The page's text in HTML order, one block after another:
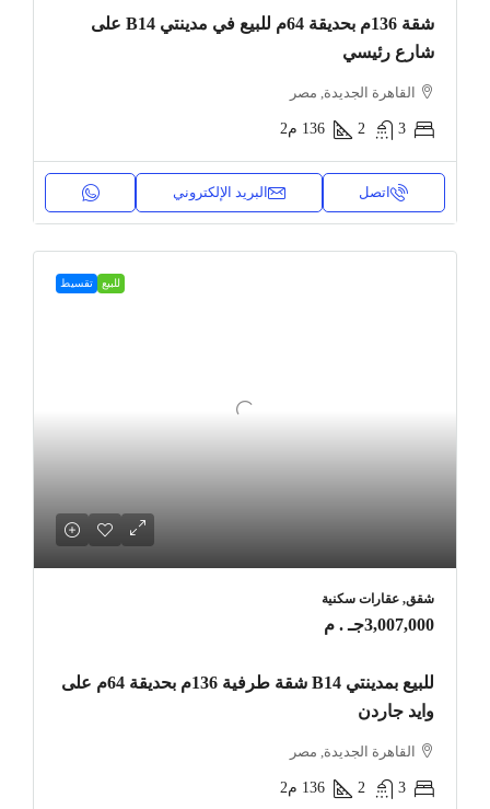
شقة 136م بحديقة 64م للبيع في مدينتي B14 على
شارع رئيسي
القاهرة الجديدة, مصر
3
2
136 م2
اتصل البريد الإلكتروني
للبيع تقسيط
شقق, عقارات سكنية
3,007,000جـ . م
للبيع بمدينتي B14 شقة طرفية 136م بحديقة 64م على
وايد جاردن
القاهرة الجديدة, مصر
3
2
136 م2